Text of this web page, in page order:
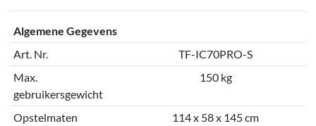
Algemene Gegevens
Art. Nr.
TF-IC70PRO-S
Max.
gebruikersgewicht
150 kg
Opstelmaten
114 x 58 x 145 cm